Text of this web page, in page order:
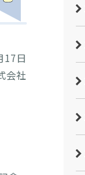
17日
会社